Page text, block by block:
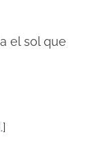
el sol que